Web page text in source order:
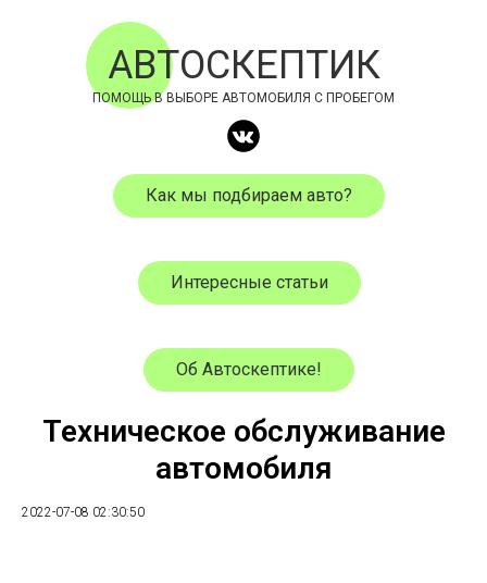
АВТОСКЕПТИК
ПОМОЩЬ В ВЫБОРЕ АВТОМОБИЛЯ С ПРОБЕГОМ
Как мы подбираем авто?
Интересные статьи
Об Автоскептике!
Техническое обслуживание
автомобиля
2022-07-08 02:30:50